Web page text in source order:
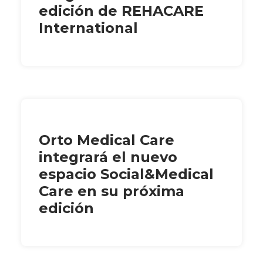
edición de REHACARE
International
Orto Medical Care
integrará el nuevo
espacio Social&Medical
Care en su próxima
edición